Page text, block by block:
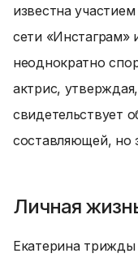
известна
сети «Инстаграм»
неоднократно
актрис,
свидетельствует
составляющей, но
Личная
Екатерина